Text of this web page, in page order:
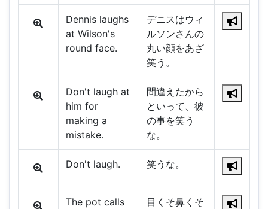
Dennis laughs
at Wilson's
round face.
デニスはウィ
ルソンさんの
丸い顔をあざ
笑う。
Don't laugh at
him for
making a
mistake.
間違えたから
といって、彼
の事を笑う
な。
Don't laugh. 笑うな。
The pot calls
目くそ鼻くそ